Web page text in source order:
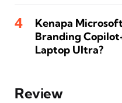
Kenapa
Branding
Laptop Ultra?
Review